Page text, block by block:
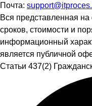
Почта:
Вся представленная
сроков, стоимости и
информационный
является публичной
Статьи 437(2)